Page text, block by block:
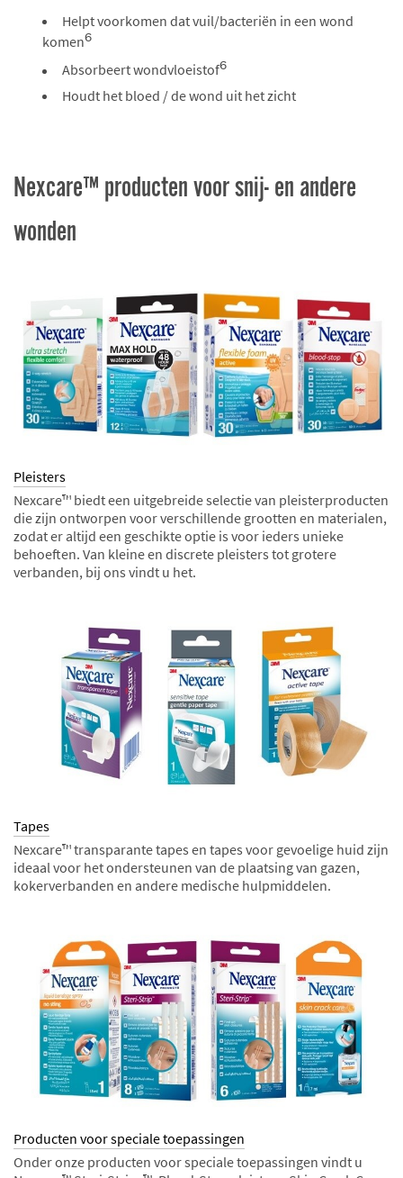
Helpt voorkomen dat vuil/bacteriën in een wond
komen6
Absorbeert wondvloeistof6
Houdt het bloed / de wond uit het zicht
Nexcare™ producten voor snij- en andere
wonden
Pleisters
Nexcare™ biedt een uitgebreide selectie van pleisterproducten
die zijn ontworpen voor verschillende grootten en materialen,
zodat er altijd een geschikte optie is voor ieders unieke
behoeften. Van kleine en discrete pleisters tot grotere
verbanden, bij ons vindt u het.
Tapes
Nexcare™ transparante tapes en tapes voor gevoelige huid zijn
ideaal voor het ondersteunen van de plaatsing van gazen,
kokerverbanden en andere medische hulpmiddelen.
Producten voor speciale toepassingen
Onder onze producten voor speciale toepassingen vindt u